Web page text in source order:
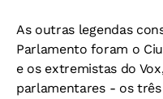
As outras legendas
Parlamento foram o
e os extremistas do
parlamentares - os